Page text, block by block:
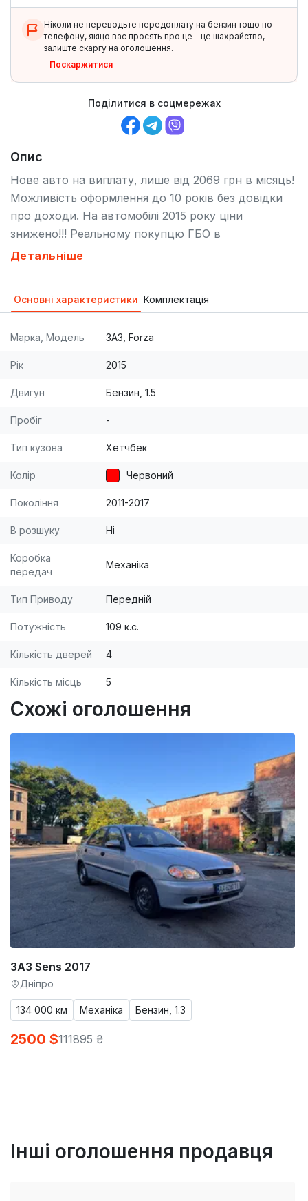
Ніколи не переводьте передоплату на бензин тощо по
телефону, якщо вас просять про це – це шахрайство,
залиште скаргу на оголошення.
Поскаржитися
Поділитися в соцмережах
Опис
Нове авто на виплату, лише від 2069 грн в місяць!
Можливість оформлення до 10 років без довідки
про доходи. На автомобілі 2015 року ціни
знижено!!! Реальному покупцю ГБО в
ПОДАРУНОК! Дзвоніть домовимось! 068-714-87-
Детальніше
Основні характеристики Комплектація
Марка, Модель ЗАЗ, Forza
Рік 2015
Двигун Бензин, 1.5
Пробіг -
Тип кузова Хетчбек
Колір Червоний
Покоління 2011-2017
В розшуку Ні
Коробка
передач
Механіка
Тип Приводу Передній
Потужність 109 к.с.
Кількість дверей 4
Кількість місць 5
Схожі оголошення
ЗАЗ Sens 2017
Дніпро
134 000 км Механіка Бензин, 1.3
2500 $111895 ₴
Інші оголошення продавця